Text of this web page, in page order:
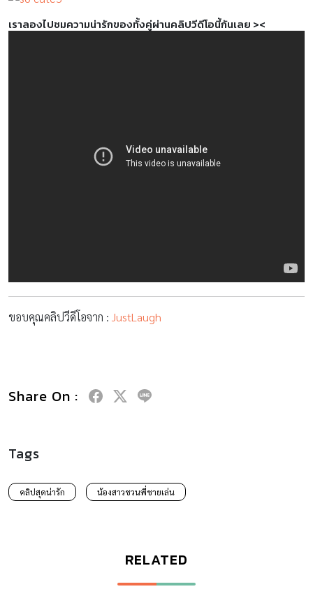
เราลองไปชมความน่ารักของทั้งคู่ผ่านคลิปวีดีโอนี้กันเลย ><
ขอบคุณคลิปวีดีโอจาก : JustLaugh
Share On :
Tags
คลิปสุดน่ารัก น้องสาวชวนพี่ชายเล่น
RELATED